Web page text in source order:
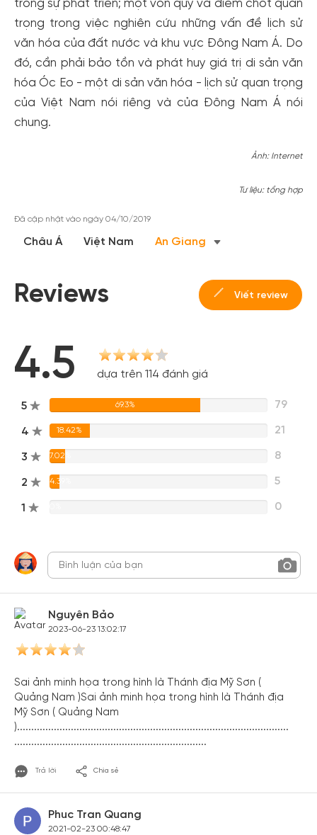
trong sự phát triển; một vốn quý và điểm chốt quan
trọng trong việc nghiên cứu những vấn đề lịch sử
văn hóa của đất nước và khu vực Đông Nam Á. Do
đó, cần phải bảo tồn và phát huy giá trị di sản văn
hóa Óc Eo - một di sản văn hóa - lịch sử quan trọng
của Việt Nam nói riêng và của Đông Nam Á nói
chung.
Ảnh: Internet
Tư liệu: tổng hợp
Đã cập nhật vào ngày 04/10/2019
Châu Á Việt Nam An Giang
Reviews Viết review
4.5 dựa trên 114 đánh giá
5 69.3% 79
4 18.42% 21
3 7.02% 8
2 4.39% 5
1 0
Nguyên Bảo
2023-06-23 13:02:17
Sai ảnh minh họa trong hình là Thánh địa Mỹ Sơn (
Quảng Nam )Sai ảnh minh họa trong hình là Thánh địa
Mỹ Sơn ( Quảng Nam
)................................................................................................
....................................................................
Trả lời Chia sẻ
Phuc Tran Quang
2021-02-23 00:48:47